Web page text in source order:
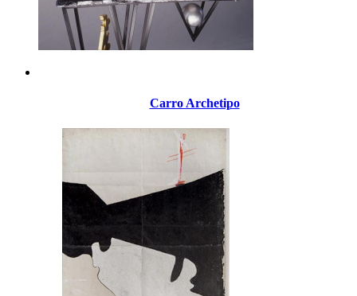
Carro Archetipo